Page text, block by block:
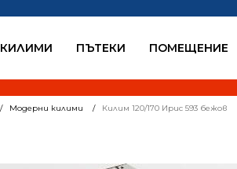
КИЛИМИ ПЪТЕКИ ПОМЕЩЕНИЕ
Модерни килими Килим 120/170 Ирис 593 бежов